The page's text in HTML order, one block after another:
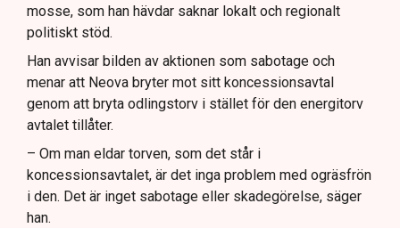
mosse, som han hävdar saknar lokalt och regionalt
politiskt stöd.
Han avvisar bilden av aktionen som sabotage och
menar att Neova bryter mot sitt koncessionsavtal
genom att bryta odlingstorv i stället för den energitorv
avtalet tillåter.
– Om man eldar torven, som det står i
koncessionsavtalet, är det inga problem med ogräsfrön
i den. Det är inget sabotage eller skadegörelse, säger
han.